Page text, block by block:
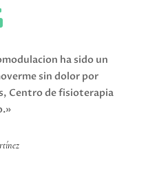
ha sido un
sin dolor por
Centro de fisioterapia